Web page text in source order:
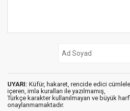
UYARI: Küfür, hakaret, rencide edici
içeren, imla kuralları ile yazılmamış,
Türkçe karakter kullanılmayan ve büyük
onaylanmamaktadır.